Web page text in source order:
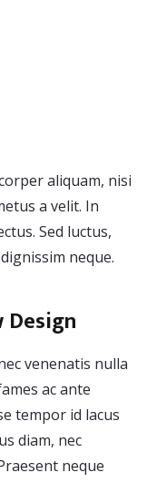
aliquam, nisi
a velit. In
Sed luctus,
neque.
Design
venenatis nulla
ac ante
tempor id lacus
diam, nec
neque